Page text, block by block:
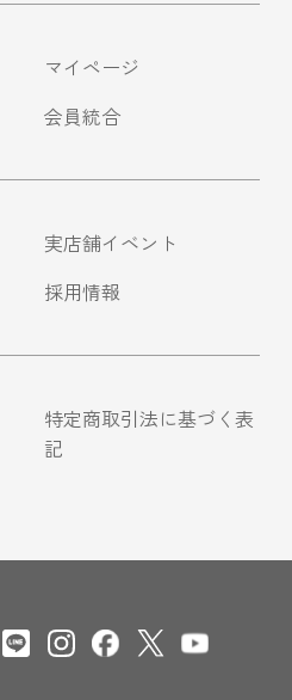
マイページ
会員統合
実店舗イベント
採用情報
特定商取引法に基づく表
記